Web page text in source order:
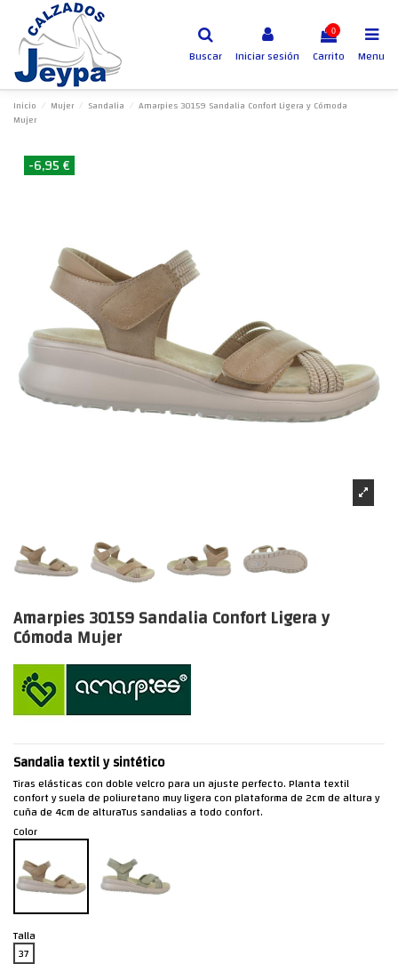
Buscar Iniciar sesión
0
Carrito Menu
Inicio Mujer Sandalia
Amarpies 30159 Sandalia Confort Ligera y Cómoda
Mujer
-6,95 €
Amarpies 30159 Sandalia Confort Ligera y
Cómoda Mujer
Sandalia textil y sintético
Tiras elásticas con doble velcro para un ajuste perfecto. Planta textil
confort y suela de poliuretano muy ligera con plataforma de 2cm de altura y
cuña de 4cm de alturaTus sandalias a todo confort.
Color
Talla
37